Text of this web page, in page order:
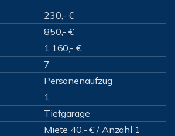
230,- €
850,- €
1.160,- €
7
Personenaufzug
1
Tiefgarage
Miete 40,- € / Anzahl 1